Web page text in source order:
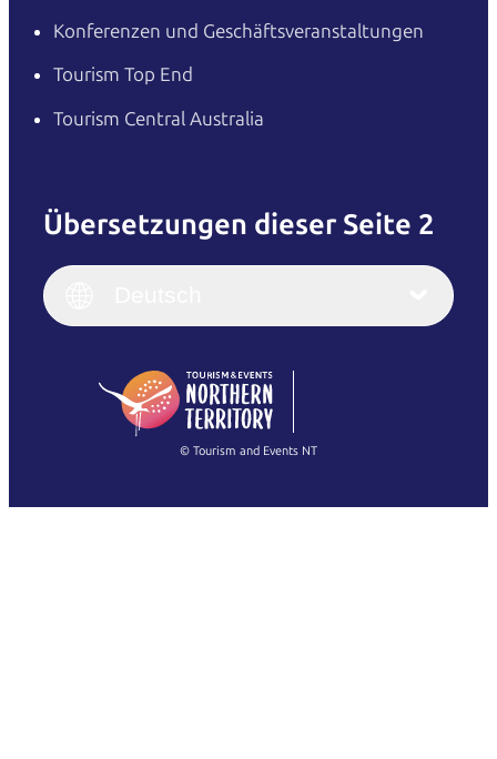
Konferenzen und Geschäftsveranstaltungen
Tourism Top End
Tourism Central Australia
Übersetzungen dieser Seite 2
English
(Singapore)
Français
Italiano
繁體中文
© Tourism and Events NT